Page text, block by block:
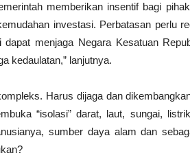
memberikan insentif bagi
investasi. Perbatasan perlu
menjaga Negara Kesatuan
kedaulatan,” lanjutnya.
Harus dijaga dan
“isolasi” darat, laut, sungai,
sumber daya alam dan